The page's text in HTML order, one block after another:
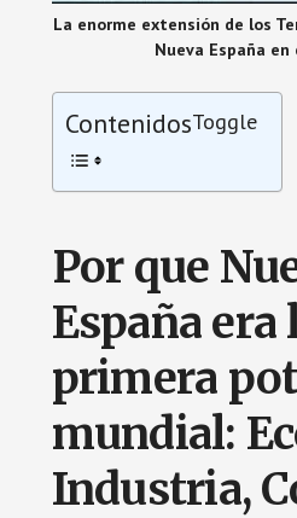
La enorme extensión de los
Nueva España
ContenidosToggle
Por que
España era
primera
mundial:
Industria,